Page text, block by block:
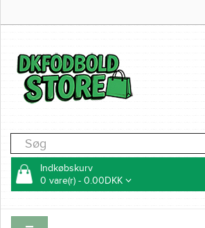
Indkøbskurv
0 vare(r) - 0.00DKK